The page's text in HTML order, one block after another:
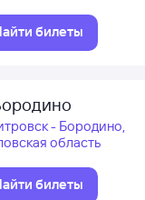
билеты
- Бородино,
область
билеты